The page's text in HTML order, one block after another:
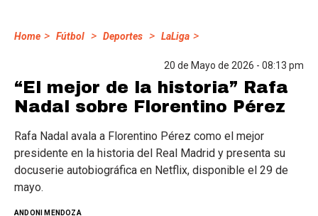
Home > Fútbol > Deportes > LaLiga >
20 de Mayo de 2026 - 08:13 pm
“El mejor de la historia” Rafa
Nadal sobre Florentino Pérez
Rafa Nadal avala a Florentino Pérez como el mejor
presidente en la historia del Real Madrid y presenta su
docuserie autobiográfica en Netflix, disponible el 29 de
mayo.
ANDONI MENDOZA